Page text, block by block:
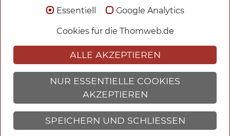
Ich
Suche
Essentiell Google Analytics
Cookies für die Thomweb.de
ALLE AKZEPTIEREN
NUR ESSENTIELLE COOKIES
AKZEPTIEREN
SPEICHERN UND SCHLIESSEN